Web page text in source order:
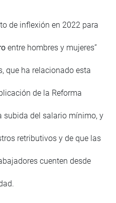
de inflexión en 2022 para
entre hombres y mujeres”
que ha relacionado esta
de la Reforma
subida del salario mínimo, y
retributivos y de que las
cuenten desde